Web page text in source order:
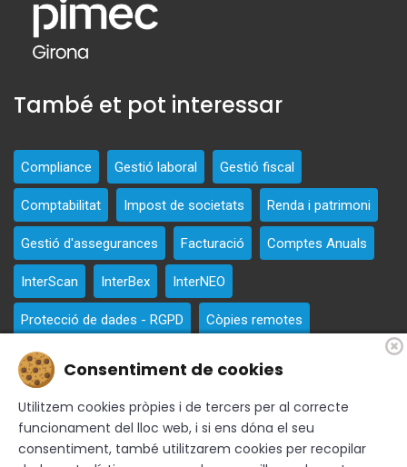
També et pot interessar
Compliance Gestió laboral Gestió fiscal
Comptabilitat Impost de societats Renda i patrimoni
Gestió d'assegurances Facturació Comptes Anuals
InterScan InterBex InterNEO
Protecció de dades - RGPD Còpies remotes
Consultoria ISO
Consentiment de cookies
Utilitzem cookies pròpies i de tercers per al correcte
funcionament del lloc web, i si ens dóna el seu
consentiment, també utilitzarem cookies per recopilar